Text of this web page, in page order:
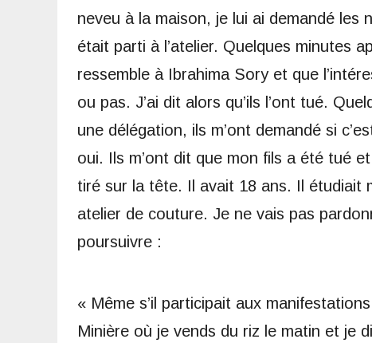
neveu à la maison, je lui ai demandé les
était parti à l’atelier. Quelques minutes
ressemble à Ibrahima Sory et que
ou pas. J’ai dit alors qu’ils l’ont tué.
une délégation, ils m’ont demandé si
oui. Ils m’ont dit que mon fils a été tué
tiré sur la tête. Il avait 18 ans. Il étudiait
atelier de couture. Je ne vais pas
poursuivre :
« Même s’il participait aux
Minière où je vends du riz le matin et je